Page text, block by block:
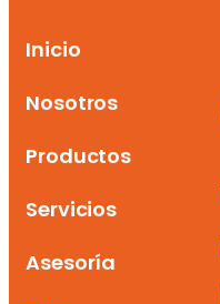
Inicio
Nosotros
Productos
Servicios
Asesoría